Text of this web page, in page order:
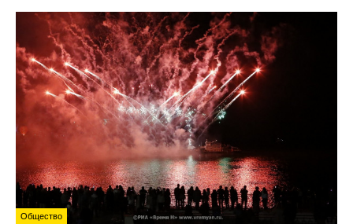
Общество